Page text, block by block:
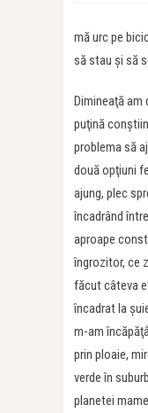
mă urc pe
să stau şi să
Dimineaţă am
puţină
problema să
două opţiuni
ajung, plec
încadrând
aproape
îngrozitor, ce
făcut câteva
încadrat la
m-am
prin ploaie,
verde în
planetei